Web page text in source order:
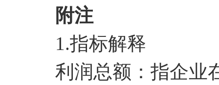
附注
1.指标解释
利润总额：指企业在